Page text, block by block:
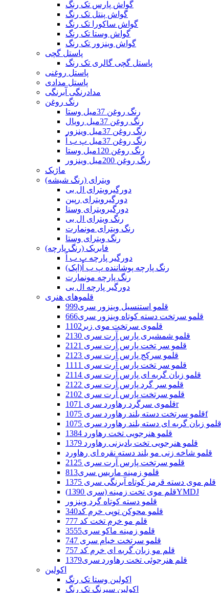
گواش پارس تک رنگ
گواش پنتل تک رنگ
گواش ساکورا تک رنگ
گواش وستا تک رنگ
گواش وینزور تک رنگ
پاستل گچی
پاستل گچی گالری تک رنگ
پاستل روغنی
پاستل مدادی
مدادرنگی آبرنگی
رنگ روغن
رنگ روغن 37میل وستا
رنگ روغن 37میل رویال
رنگ روغن 37میل وینزور
رنگ روغن 37میل پ ب اُ
رنگ روغن 120میل وستا
رنگ روغن 200میل وینزور
ماژیک
ویترای (رنگ شیشه)
دورگیرویترای ال بی
دورگیرویترای رپین
دورگیرویترای وستا
رنگ ویترای ال بی
رنگ ویترای مونمارت
رنگ ویترای وستا
فابریک (رنگ پارچه)
دورگیر پارچه پ ب اُ
رنگ پارچه پوشاننده پ ب اُ(اپک)
رنگ پارچه مونمارت
دورگیر پارچه ال بی
قلموهای هنری
قلمو استنسیل وینزور سری999
قلمو سرتخت دسته کوتاه وینزور سری666
قلموی سرتخت موی زبر1102
قلمو شمشیری پارس آرت سری 2130
قلمو سر تخت پارس آرت سری 2121
قلمو سرکج پارس آرت سری 2123
قلمو سر تخت پارس آرت سری 1111
قلمو زبان گربه ای پارس آرت سری 2114
قلمو سر گرد پارس آرت سری 2122
قلمو سرتخت پارس آرت سری 2102
قلموی سرگرد رهاورد سری 1071r
قلمو سرتخت دسته بلند رهاورد سری 1075f
قلمو هنرجویی تخت رهاورد 1384
قلمو هنرجویی تخت بادبزنی رهاورد 1379
قلمو شاخه زنی مو بلند دسته نقره ای رهاورد
قلمو سرتخت پارس آرت سری 2125
قلمو زمینه ماریس سری813
قلم موی دسته قرمز کوتاه آبرنگی سری 1375
قلم موی تخت زمینه (سری 1390)YMDJ
قلمو دسته کوتاه گرد وینزور
قلمو محوکن توپی خرم کد340
قلم مو خرم تخت کد 777
قلمو زمینه ماکو سری3555
قلمو سرتخت خیام سری 747
قلم مو زبان گربه ای خرم کد 757
قلم هنرجوئی تخت رهاورد سری1379
اکولین
اکولین وستا تک رنگ
اکولین سیرنگ تک رنگ